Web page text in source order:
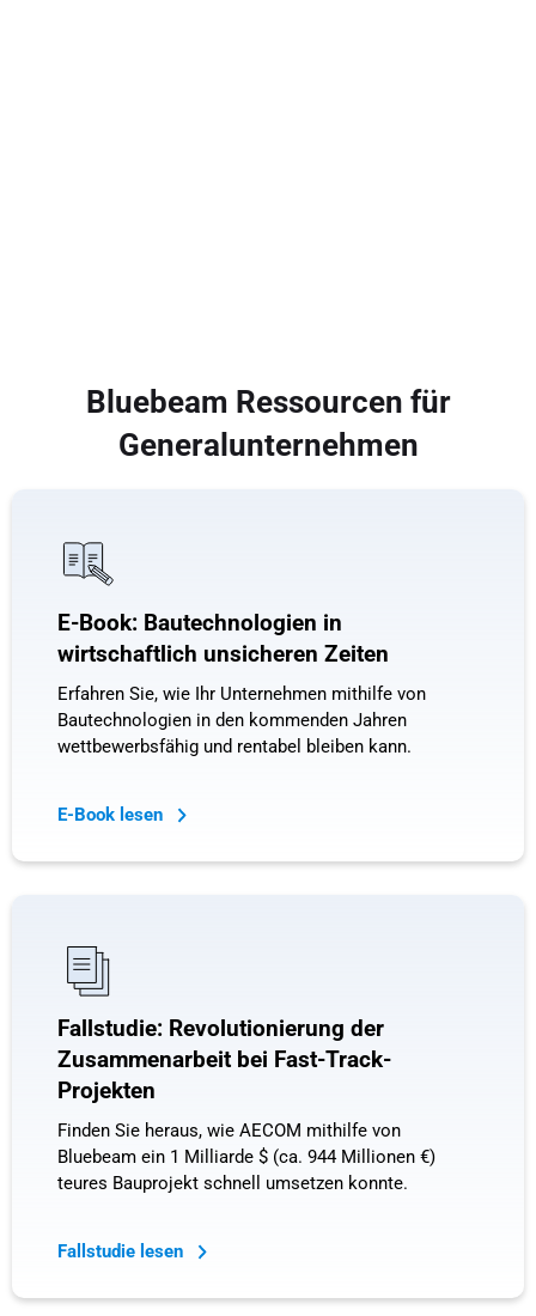
Bluebeam Ressourcen für
Generalunternehmen
E-Book: Bautechnologien in
wirtschaftlich unsicheren Zeiten
Erfahren Sie, wie Ihr Unternehmen mithilfe von
Bautechnologien in den kommenden Jahren
wettbewerbsfähig und rentabel bleiben kann.
E-Book lesen
Fallstudie: Revolutionierung der
Zusammenarbeit bei Fast-Track-
Projekten
Finden Sie heraus, wie AECOM mithilfe von
Bluebeam ein 1 Milliarde $ (ca. 944 Millionen €)
teures Bauprojekt schnell umsetzen konnte.
Fallstudie lesen